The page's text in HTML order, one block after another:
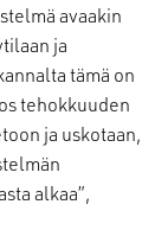
avaakin
ja
tämä on
tehokkuuden
ja uskotaan,
alkaa”,